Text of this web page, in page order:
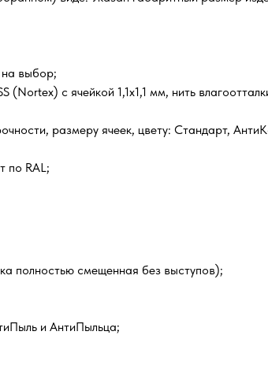
на выбор;
с ячейкой 1,1х1,1 мм, нить
размеру ячеек, цвету: Стандарт,
по RAL;
полностью смещенная без выступов);
и АнтиПыльца;